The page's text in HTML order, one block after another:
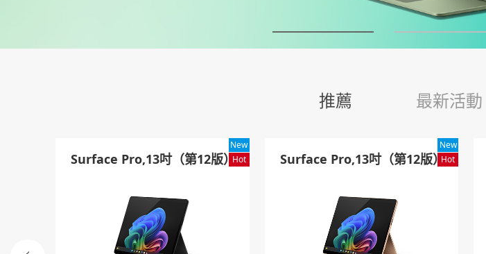
推薦 最新活動
Surface Pro,13吋（第12版）
New
Hot
Surface Pro,13吋（第12版）
New
Hot